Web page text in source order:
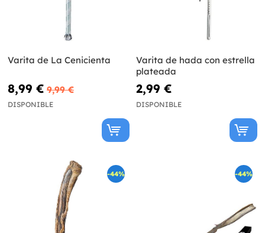
Varita de La Cenicienta
8,99 € 9,99 €
DISPONIBLE
Varita de hada con estrella
plateada
2,99 €
DISPONIBLE
-44% -44%